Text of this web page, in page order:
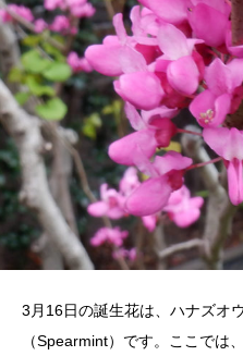
3月16日の誕生花は、ハナズオ
（Spearmint）です。ここでは